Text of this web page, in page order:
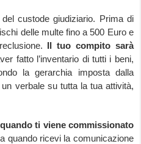
custode giudiziario. Prima di
delle multe fino a 500 Euro e
Il tuo compito sarà
fatto l’inventario di tutti i beni,
la gerarchia imposta dalla
verbale su tutta la tua attività,
ti viene commissionato
quando ricevi la comunicazione